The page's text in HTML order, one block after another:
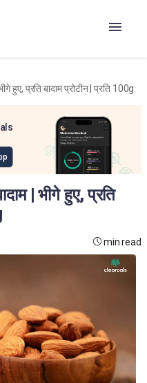
हुए, प्रति बादाम प्रोटीन | प्रति 100g
| भीगे हुए, प्रति
min read